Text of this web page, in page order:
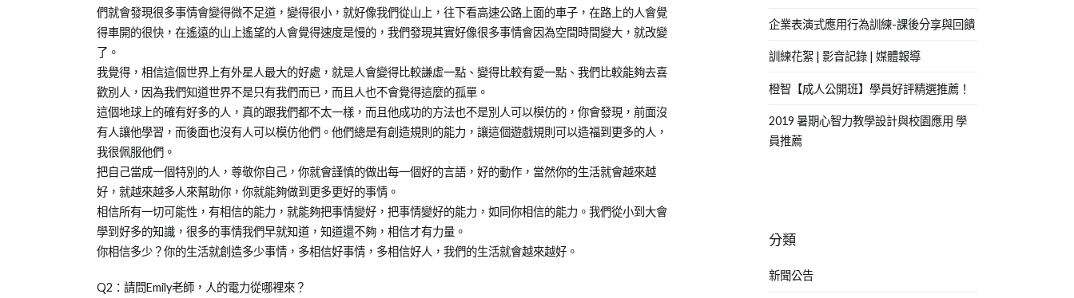
得
分
享
們就會發現很多事情會變得微不足道，變得很小，就好像我們從山上，往下看高速公路上面的車子，在路上的人會覺
得車開的很快，在遙遠的山上遙望的人會覺得速度是慢的，我們發現其實好像很多事情會因為空間時間變大，就改變
了。
我覺得，相信這個世界上有外星人最大的好處，就是人會變得比較謙虛一點、變得比較有愛一點、我們比較能夠去喜
歡別人，因為我們知道世界不是只有我們而已，而且人也不會覺得這麼的孤單。
這個地球上的確有好多的人，真的跟我們都不太一樣，而且他成功的方法也不是別人可以模仿的，你會發現，前面沒
有人讓他學習，而後面也沒有人可以模仿他們。他們總是有創造規則的能力，讓這個遊戲規則可以造福到更多的人，
我很佩服他們。
把自己當成一個特別的人，尊敬你自己，你就會謹慎的做出每一個好的言語，好的動作，當然你的生活就會越來越
好，就越來越多人來幫助你，你就能夠做到更多更好的事情。
相信所有一切可能性，有相信的能力，就能夠把事情變好，把事情變好的能力，如同你相信的能力。我們從小到大會
學到好多的知識，很多的事情我們早就知道，知道還不夠，相信才有力量。
你相信多少？你的生活就創造多少事情，多相信好事情，多相信好人，我們的生活就會越來越好。
Q2：請問Emily老師，人的電力從哪裡來？
企業表演式應用行為訓練-課後分享與回饋
訓練花絮 | 影音記錄 | 媒體報導
橙智【成人公開班】學員好評精選推薦！
2019 暑期心智力教學設計與校園應用 學
員推薦
分類
新聞公告